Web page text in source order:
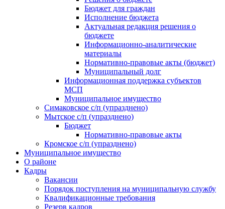
Бюджет для граждан
Исполнение бюджета
Актуальная редакция решения о
бюджете
Информационно-аналитические
материалы
Нормативно-правовые акты (бюджет)
Муниципальный долг
Информационная поддержка субъектов
МСП
Муниципальное имущество
Симаковское с/п (упразднено)
Мытское с/п (упразднено)
Бюджет
Нормативно-правовые акты
Кромское с/п (упразднено)
Муниципальное имущество
О районе
Кадры
Вакансии
Порядок поступления на муниципальную службу
Квалификационные требования
Резерв кадров